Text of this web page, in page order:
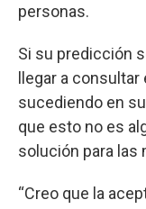
personas.
Si su predicción
llegar a
sucediendo en
que esto no es
solución para las
“Creo que la